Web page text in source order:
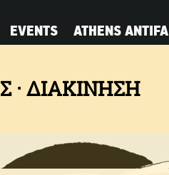
EVENTS ATHENS ANTIFA
ΔΙΑΚΙΝΗΣΗ